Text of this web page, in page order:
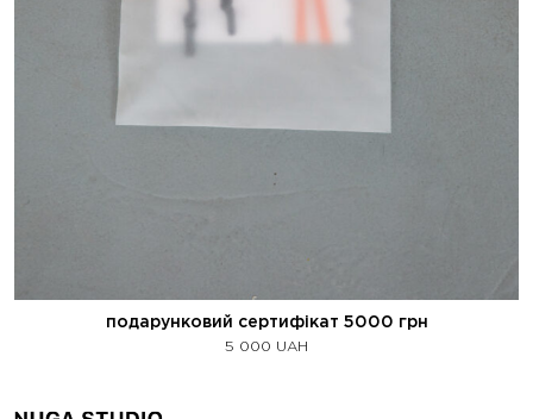
подарунковий сертифікат 5000 грн
5 000 UAH